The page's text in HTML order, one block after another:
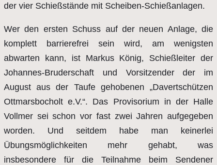
der vier Schießstände mit Scheiben-Schießanlagen.
Wer den ersten Schuss auf der neuen Anlage, die
komplett barrierefrei sein wird, am wenigsten
abwarten kann, ist Markus König, Schießleiter der
Johannes-Bruderschaft und Vorsitzender der im
August aus der Taufe gehobenen „Davertschützen
Ottmarsbocholt e.V.“. Das Provisorium in der Halle
Vollmer sei schon vor fast zwei Jahren aufgegeben
worden. Und seitdem habe man keinerlei
Übungsmöglichkeiten mehr gehabt, was
insbesondere für die Teilnahme beim Sendener